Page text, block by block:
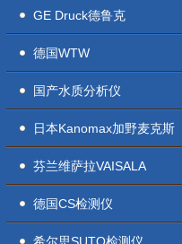
GE Druck德鲁克
德国WTW
国产水质分析仪
日本Kanomax加野麦克斯
芬兰维萨拉VAISALA
德国CS检测仪